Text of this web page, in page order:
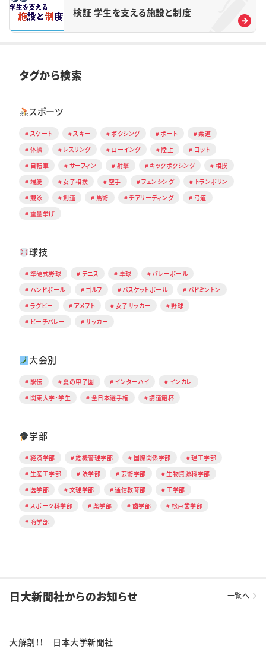
検証 学生を支える施設と制度
タグから検索
スポーツ
スケート スキー ボクシング ボート
柔道
体操
レスリング ローイング 陸上
ヨット
自転車
サーフィン 射撃 キックボクシング
相撲
端艇
女子相撲 空手 フェンシング
トランポリン
競泳
剣道 馬術 チアリーディング
弓道
重量挙げ
球技
準硬式野球 テニス 卓球
バレーボール
ハンドボール
ゴルフ バスケットボール
バドミントン
ラグビー
アメフト 女子サッカー
野球
ビーチバレー
サッカー
大会別
駅伝 夏の甲子園 インターハイ
インカレ
関東大学・学生
全日本選手権 講道館杯
学部
経済学部 危機管理学部 国際関係学部
理工学部
生産工学部
法学部 芸術学部
生物資源科学部
医学部
文理学部 通信教育部
工学部
スポーツ科学部
薬学部 歯学部
松戸歯学部
商学部
日大新聞社からのお知らせ 一覧へ
大解剖！！ 日本大学新聞社